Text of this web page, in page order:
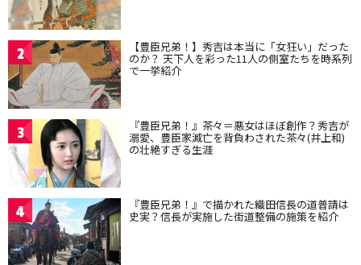
2 【豊臣兄弟！】秀吉は本当に「女狂い」だった
のか？ 天下人を彩った11人の側室たちを時系列
で一挙紹介
3 『豊臣兄弟！』茶々＝悪女はほぼ創作？秀吉が
溺愛、豊臣家滅亡を背負わされた茶々(井上和)
の壮絶すぎる生涯
4 『豊臣兄弟！』で描かれた織田信長の道普請は
史実？信長が実施した街道整備の施策を紹介